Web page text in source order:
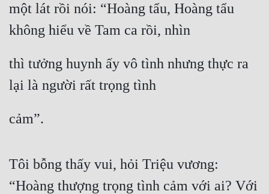
một lát rồi nói: “Hoàng tẩu, Hoàng tẩu
không hiểu về Tam ca rồi, nhìn
thì tưởng huynh ấy vô tình nhưng thực ra
lại là người rất trọng tình
cảm”.
Tôi bỗng thấy vui, hỏi Triệu vương:
“Hoàng thượng trọng tình cảm với ai? Với